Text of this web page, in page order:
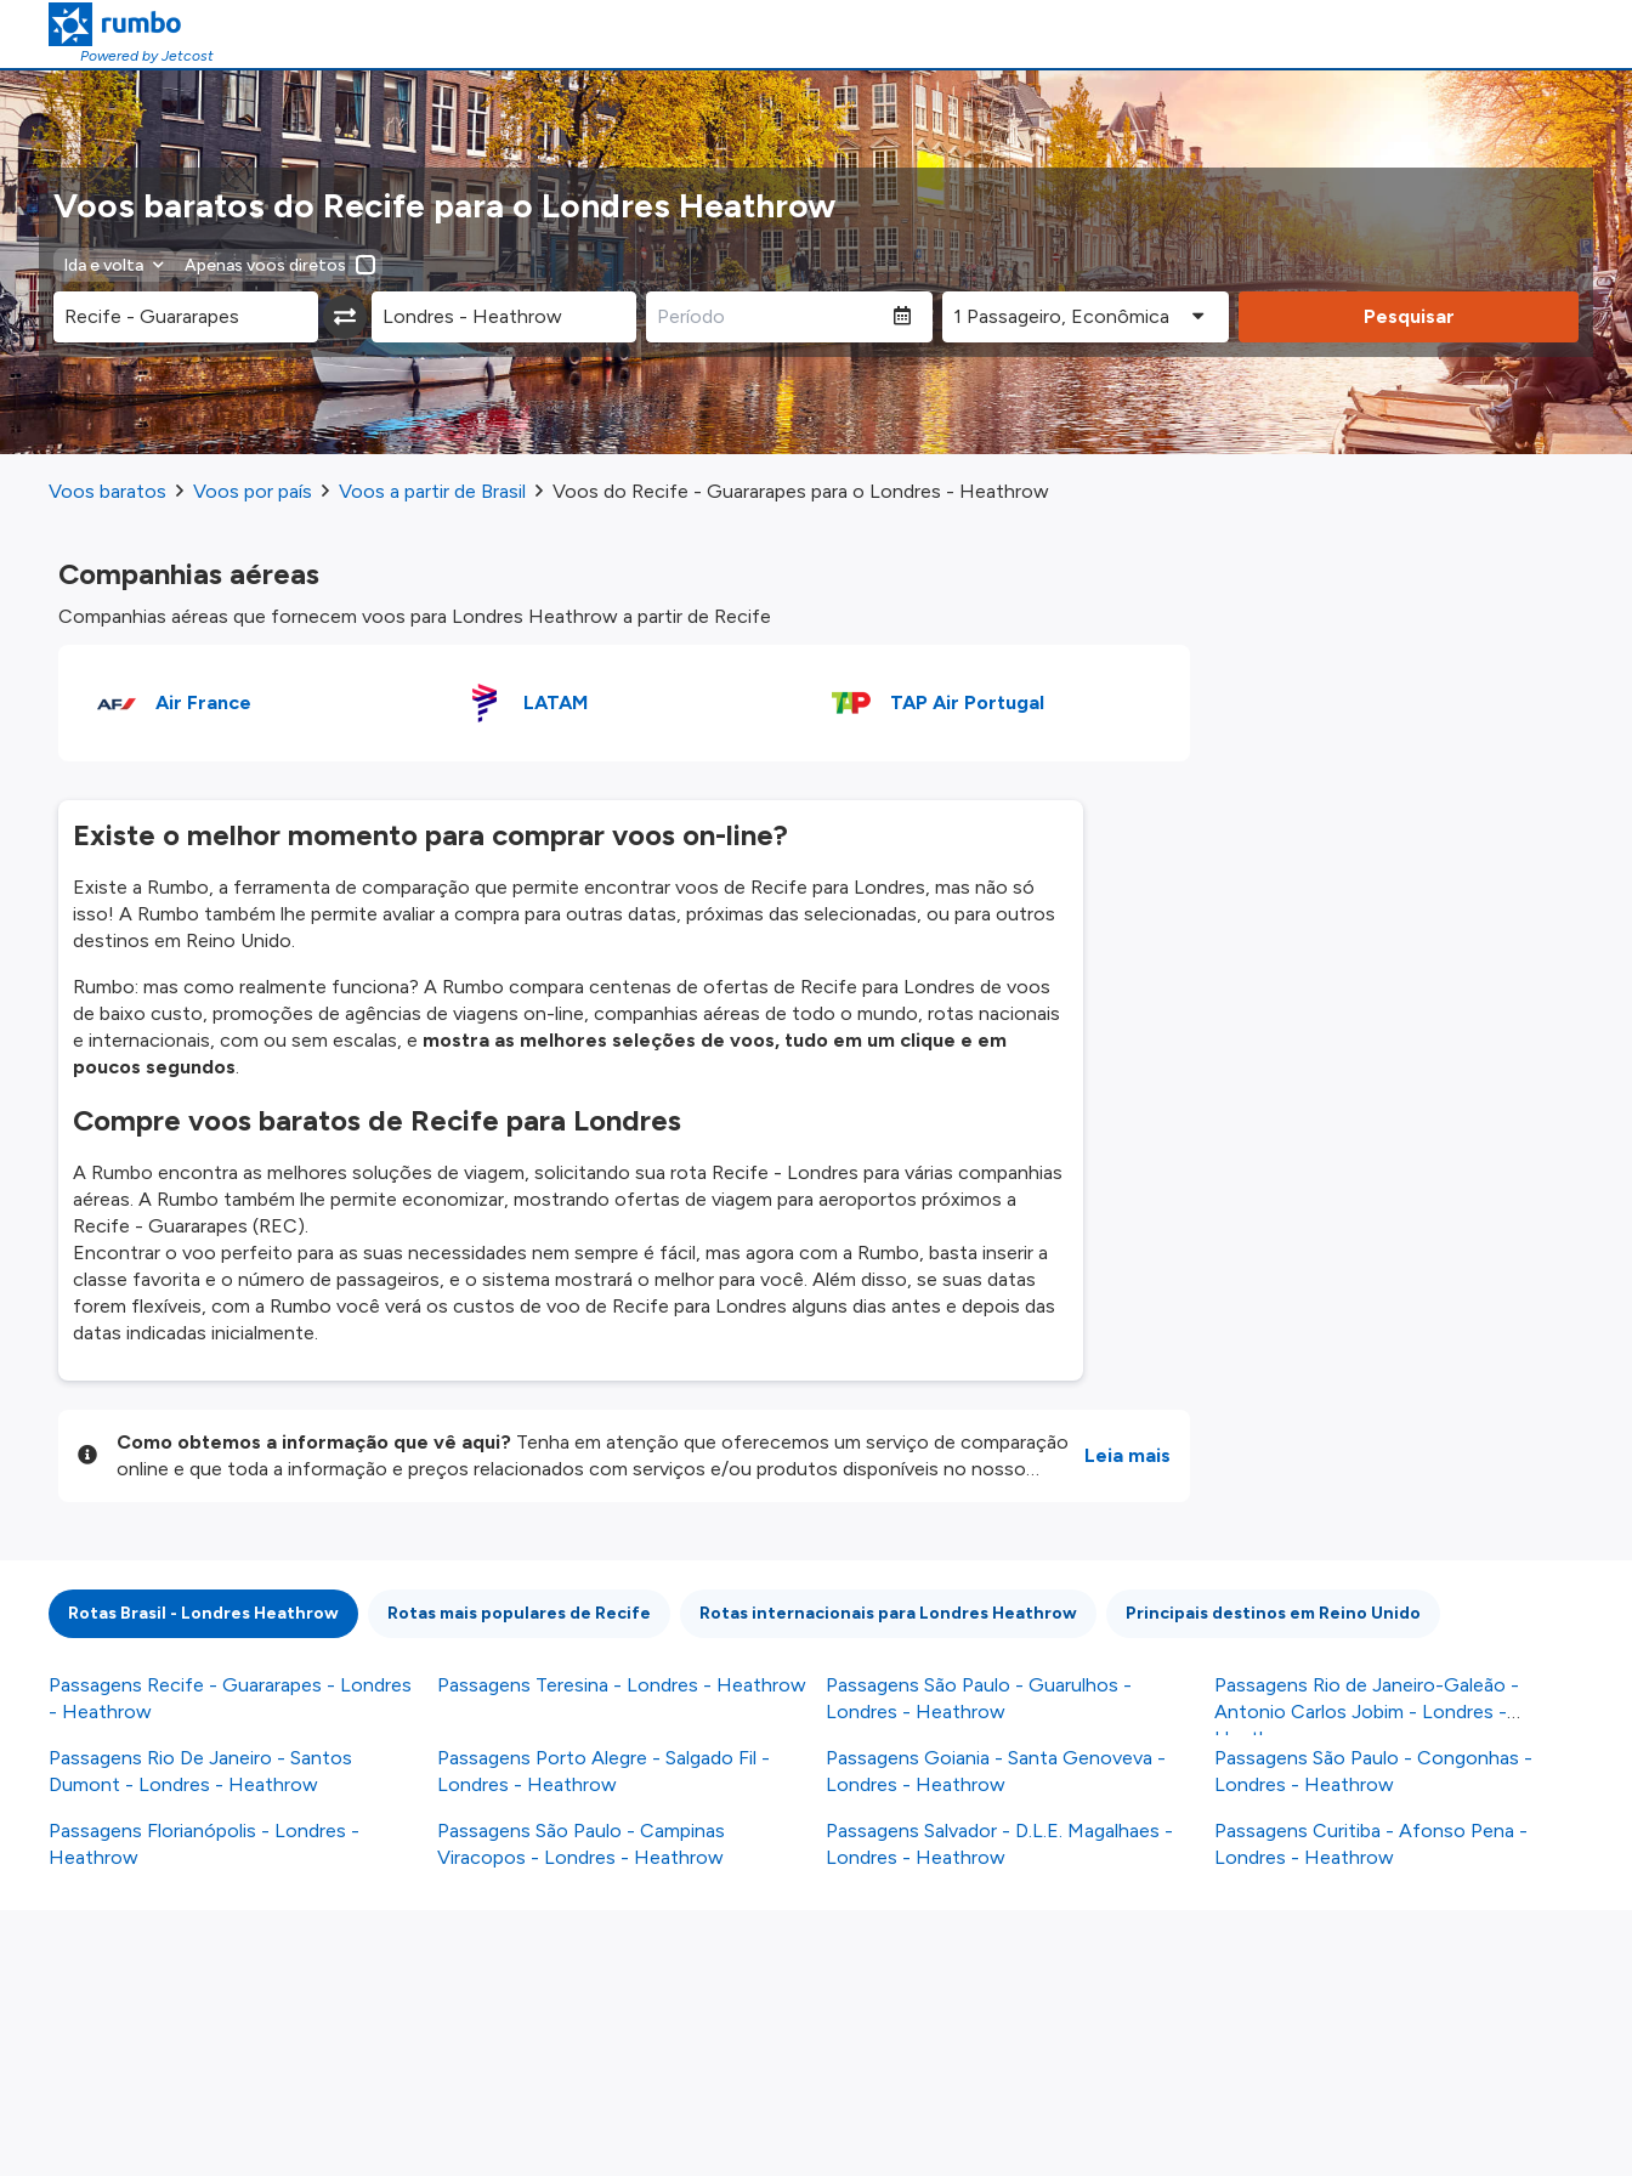
Powered by Jetcost
Voos baratos do Recife para o Londres Heathrow
Ida e volta Apenas voos diretos
Pesquisar
Voos baratos Voos por país Voos a partir de Brasil Voos do Recife - Guararapes para o Londres - Heathrow
Companhias aéreas
Companhias aéreas que fornecem voos para Londres Heathrow a partir de Recife
Air France LATAM TAP Air Portugal
Existe o melhor momento para comprar voos on-line?
Existe a Rumbo, a ferramenta de comparação que permite encontrar voos de Recife para Londres, mas não só
isso! A Rumbo também lhe permite avaliar a compra para outras datas, próximas das selecionadas, ou para outros
destinos em Reino Unido.
Rumbo: mas como realmente funciona? A Rumbo compara centenas de ofertas de Recife para Londres de voos
de baixo custo, promoções de agências de viagens on-line, companhias aéreas de todo o mundo, rotas nacionais
e internacionais, com ou sem escalas, e mostra as melhores seleções de voos, tudo em um clique e em
poucos segundos.
Compre voos baratos de Recife para Londres
A Rumbo encontra as melhores soluções de viagem, solicitando sua rota Recife - Londres para várias companhias
aéreas. A Rumbo também lhe permite economizar, mostrando ofertas de viagem para aeroportos próximos a
Recife - Guararapes (REC).
Encontrar o voo perfeito para as suas necessidades nem sempre é fácil, mas agora com a Rumbo, basta inserir a
classe favorita e o número de passageiros, e o sistema mostrará o melhor para você. Além disso, se suas datas
forem flexíveis, com a Rumbo você verá os custos de voo de Recife para Londres alguns dias antes e depois das
datas indicadas inicialmente.
Como obtemos a informação que vê aqui? Tenha em atenção que oferecemos um serviço de comparação
online e que toda a informação e preços relacionados com serviços e/ou produtos disponíveis no nosso
Leia mais
Rotas Brasil - Londres Heathrow Rotas mais populares de Recife Rotas internacionais para Londres Heathrow Principais destinos em Reino Unido
Passagens Recife - Guararapes - Londres
- Heathrow
Passagens Teresina - Londres - Heathrow
Passagens São Paulo - Guarulhos -
Londres - Heathrow
Passagens Rio de Janeiro-Galeão -
Antonio Carlos Jobim - Londres -
Heathrow
Passagens Rio De Janeiro - Santos
Dumont - Londres - Heathrow
Passagens Porto Alegre - Salgado Fil -
Londres - Heathrow
Passagens Goiania - Santa Genoveva -
Londres - Heathrow
Passagens São Paulo - Congonhas -
Londres - Heathrow
Passagens Florianópolis - Londres -
Heathrow
Passagens São Paulo - Campinas
Viracopos - Londres - Heathrow
Passagens Salvador - D.L.E. Magalhaes -
Londres - Heathrow
Passagens Curitiba - Afonso Pena -
Londres - Heathrow